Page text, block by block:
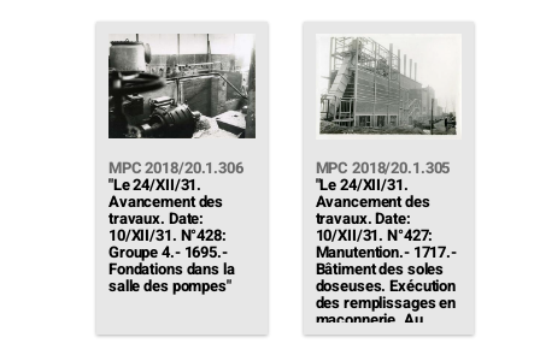
posé en cours de
réglage"
MPC 2018/20.1.306
"Le 24/XII/31.
Avancement des
travaux. Date:
10/XII/31. N°428:
Groupe 4.- 1695.-
Fondations dans la
salle des pompes"
MPC 2018/20.1.305
"Le 24/XII/31.
Avancement des
travaux. Date:
10/XII/31. N°427:
Manutention.- 1717.-
Bâtiment des soles
doseuses. Exécution
des remplissages en
maçonnerie. Au
second plan on